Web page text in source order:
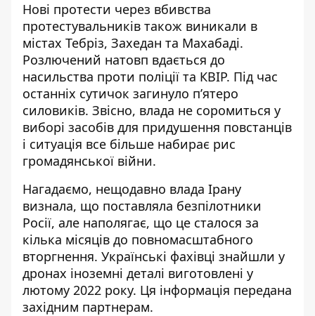
Нові протести через вбивства
протестувальників також виникали в
містах Тебріз, Захедан та Махабаді.
Розлючений натовп вдається до
насильства проти поліції та КВІР. Під час
останніх сутичок загинуло п’ятеро
силовиків. Звісно, влада не соромиться у
виборі засобів для придушення повстанців
і ситуація все більше набирає рис
громадянської війни.
Нагадаємо, нещодавно влада Ірану
визнала, що поставляла безпілотники
Росії, але наполягає, що це сталося за
кілька місяців до повномасштабного
вторгнення. Українські фахівці знайшли у
дронах іноземні деталі виготовлені у
лютому 2022 року. Ця інформація передана
західним партнерам.